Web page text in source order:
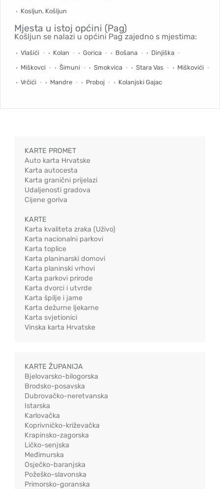
Kosljun, Košljun
Mjesta u istoj općini (Pag)
Košljun se nalazi u općini Pag zajedno s mjestima:
Vlašići Kolan Gorica Bošana
Dinjiška
Miškovci
Šimuni Smokvica Stara Vas
Miškovići
Vrčići
Mandre Proboj Kolanjski Gajac
KARTE PROMET
Auto karta Hrvatske
Karta autocesta
Karta granični prijelazi
Udaljenosti gradova
Cijene goriva
KARTE
Karta kvaliteta zraka (Uživo)
Karta nacionalni parkovi
Karta toplice
Karta planinarski domovi
Karta planinski vrhovi
Karta parkovi prirode
Karta dvorci i utvrde
Karta špilje i jame
Karta dežurne ljekarne
Karta svjetionici
Vinska karta Hrvatske
KARTE ŽUPANIJA
Bjelovarsko-bilogorska
Brodsko-posavska
Dubrovačko-neretvanska
Istarska
Karlovačka
Koprivničko-križevačka
Krapinsko-zagorska
Ličko-senjska
Međimurska
Osječko-baranjska
Požeško-slavonska
Primorsko-goranska